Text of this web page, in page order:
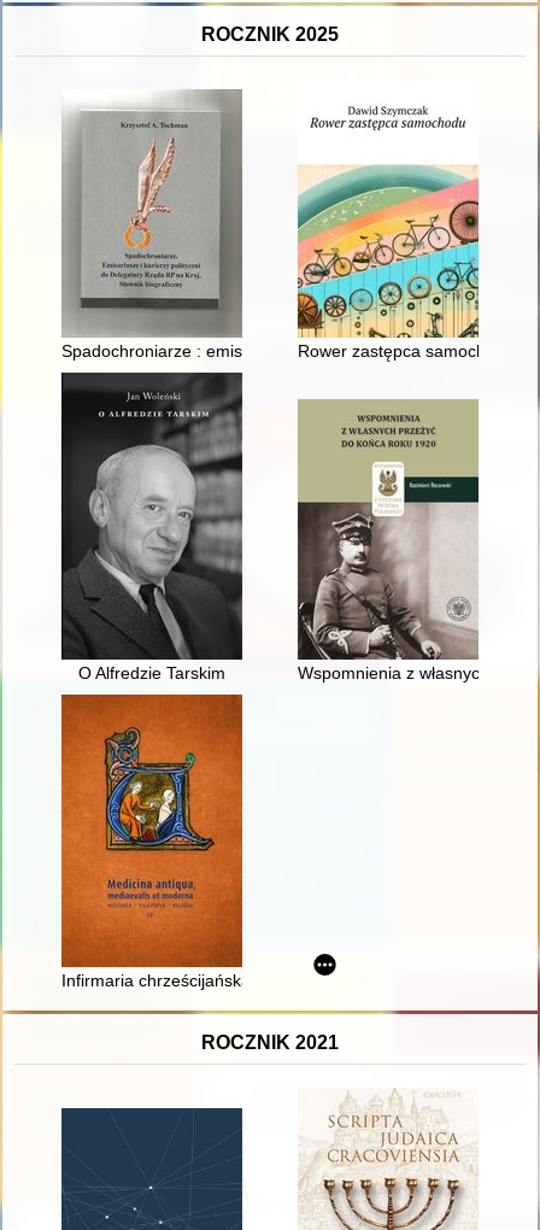
ROCZNIK 2025
Spadochroniarze : emisariusze i kurierzy polityczni do
Rower zastępca samochodu
O Alfredzie Tarskim Wspomnienia z własnych
Infirmaria chrześcijańska" Mikołaja z Mościsk (1624) :
ROCZNIK 2021